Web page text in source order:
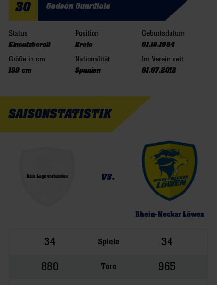
30 Gedeón Guardiola
Status
Einsatzbereit
Position
Kreis
Geburtsdatum
01.10.1984
Größe in cm
199 cm
Nationalität
Spanien
Im Verein seit
01.07.2012
SAISONSTATISTIK
vs.
Rhein-Neckar Löwen
34 Spiele 34
880 Tore 965